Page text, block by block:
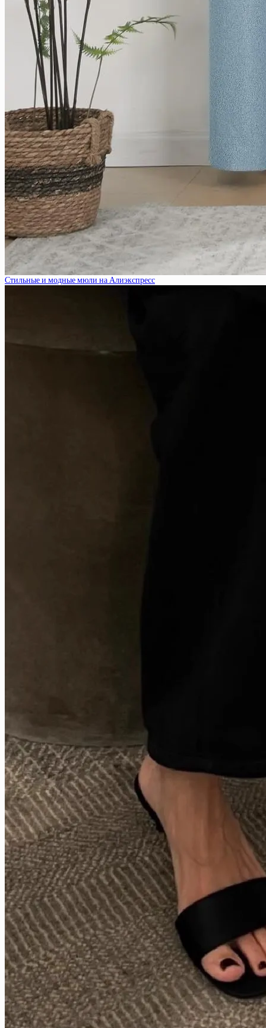
Стильные и модные мюли на Алиэкспресс